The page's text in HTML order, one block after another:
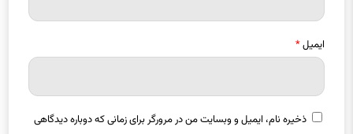
ایمیل*
ذخیره نام، ایمیل و وبسایت من در مرورگر برای زمانی که دوباره دیدگاهی